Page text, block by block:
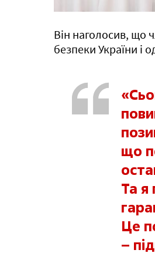
Він наголосив, що
безпеки України і
що
Та
Це
–